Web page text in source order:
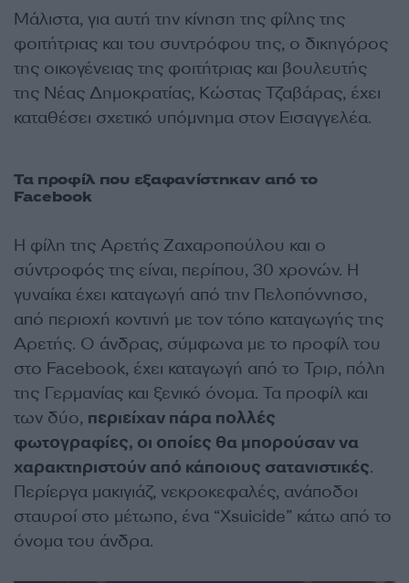
Μάλιστα, για αυτή την κίνηση της φίλης της
φοιτήτριας και του συντρόφου της, ο δικηγόρος
της οικογένειας της φοιτήτριας και βουλευτής
της Νέας Δημοκρατίας, Κώστας Τζαβάρας, έχει
καταθέσει σχετικό υπόμνημα στον Εισαγγελέα.
Τα προφίλ που εξαφανίστηκαν από το
Facebook
Η φίλη της Αρετής Ζαχαροπούλου και ο
σύντροφός της είναι, περίπου, 30 χρονών. Η
γυναίκα έχει καταγωγή από την Πελοπόννησο,
από περιοχή κοντινή με τον τόπο καταγωγής της
Αρετής. Ο άνδρας, σύμφωνα με το προφίλ του
στο Facebook, έχει καταγωγή από το Τριρ, πόλη
της Γερμανίας και ξενικό όνομα. Τα προφίλ και
των δύο, περιείχαν πάρα πολλές
φωτογραφίες, οι οποίες θα μπορούσαν να
χαρακτηριστούν από κάποιους σατανιστικές.
Περίεργα μακιγιάζ, νεκροκεφαλές, ανάποδοι
σταυροί στο μέτωπο, ένα “Xsuicide” κάτω από το
όνομα του άνδρα.